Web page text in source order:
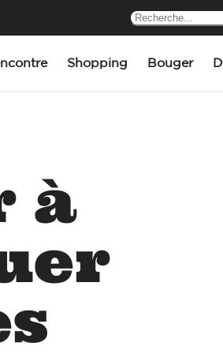
Shopping Bouger
à